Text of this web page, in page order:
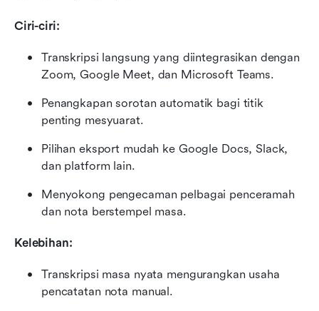
Ciri-ciri:
Transkripsi langsung yang diintegrasikan dengan
Zoom, Google Meet, dan Microsoft Teams.
Penangkapan sorotan automatik bagi titik
penting mesyuarat.
Pilihan eksport mudah ke Google Docs, Slack,
dan platform lain.
Menyokong pengecaman pelbagai penceramah
dan nota berstempel masa.
Kelebihan:
Transkripsi masa nyata mengurangkan usaha
pencatatan nota manual.